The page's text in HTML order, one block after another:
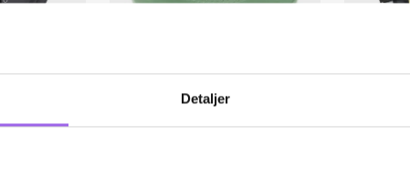
Detaljer
Karakter:
(1)
5.0 av 5 mulige
Abilica Abilica